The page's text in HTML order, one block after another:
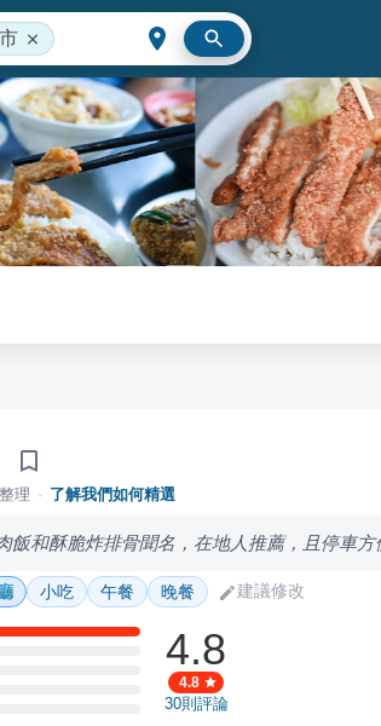
理 · 了解我們如何精選
飯和酥脆炸排骨聞名，在地人推薦，且停車方
小吃 午餐 晚餐 建議修改
4.8
4.8
30則評論